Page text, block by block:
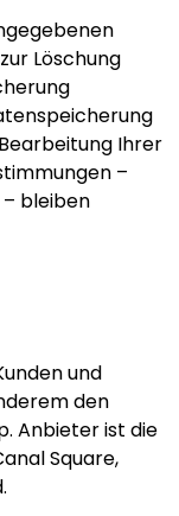
Löschung
Ihrer
–
bleiben
und
den
Anbieter ist die
Square,